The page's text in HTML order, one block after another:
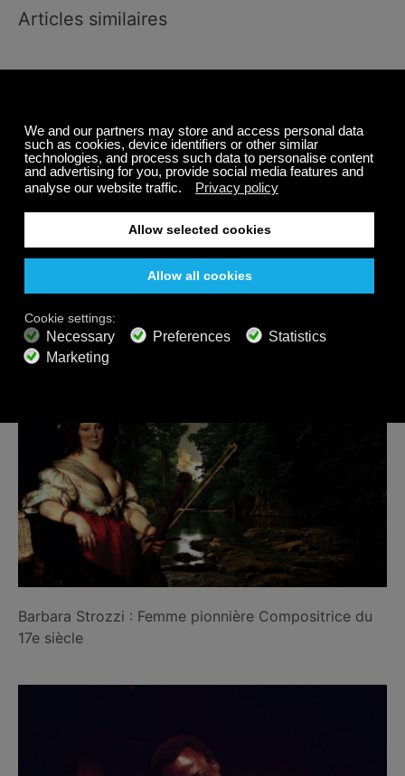
Articles similaires
L'International Sweethearts of Rhythm : Remise en
question de ce que nous savons du Jazz
Barbara Strozzi : Femme pionnière Compositrice du
17e siècle